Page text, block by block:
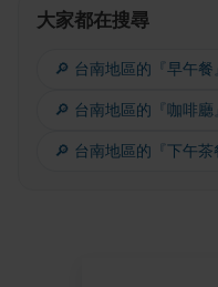
大家都在搜尋
🔎 台南地區的『早午餐
🔎 台南地區的『咖啡廳
🔎 台南地區的『下午茶